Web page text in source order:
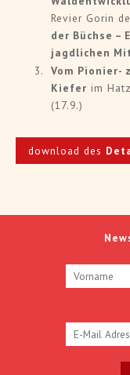
Revier Gorin
der Büchse –
jagdlichen
Vom Pionier-
Kiefer im
(17.9.)
download des